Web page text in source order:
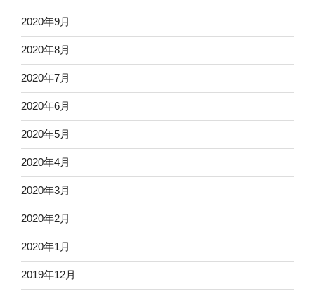
2020年9月
2020年8月
2020年7月
2020年6月
2020年5月
2020年4月
2020年3月
2020年2月
2020年1月
2019年12月